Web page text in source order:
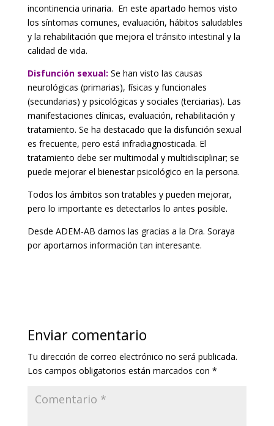
incontinencia urinaria. En este apartado hemos visto
los síntomas comunes, evaluación, hábitos saludables
y la rehabilitación que mejora el tránsito intestinal y la
calidad de vida.
Disfunción sexual: Se han visto las causas
neurológicas (primarias), físicas y funcionales
(secundarias) y psicológicas y sociales (terciarias). Las
manifestaciones clínicas, evaluación, rehabilitación y
tratamiento. Se ha destacado que la disfunción sexual
es frecuente, pero está infradiagnosticada. El
tratamiento debe ser multimodal y multidisciplinar; se
puede mejorar el bienestar psicológico en la persona.
Todos los ámbitos son tratables y pueden mejorar,
pero lo importante es detectarlos lo antes posible.
Desde ADEM-AB damos las gracias a la Dra. Soraya
por aportarnos información tan interesante.
Enviar comentario
Tu dirección de correo electrónico no será publicada.
Los campos obligatorios están marcados con *